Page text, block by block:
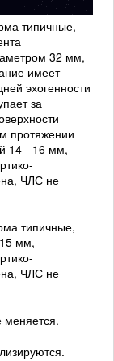
типичные,
32 мм,
имеет
эхогенности
за
протяжении
14 - 16 мм,
ЧЛС не
типичные,
мм,
ЧЛС не
меняется.